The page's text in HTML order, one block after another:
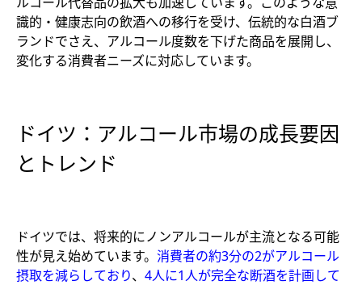
識的・健康志向の飲酒への移行を受け、伝統的な白酒ブ
ランドでさえ、アルコール度数を下げた商品を展開し、
変化する消費者ニーズに対応しています。
ドイツ：アルコール市場の成長要因
とトレンド
ドイツでは、将来的にノンアルコールが主流となる可能
性が見え始めています。 消費者の約3分の2がアルコール
摂取を減らしており、 4人に1人が完全な断酒を計画して